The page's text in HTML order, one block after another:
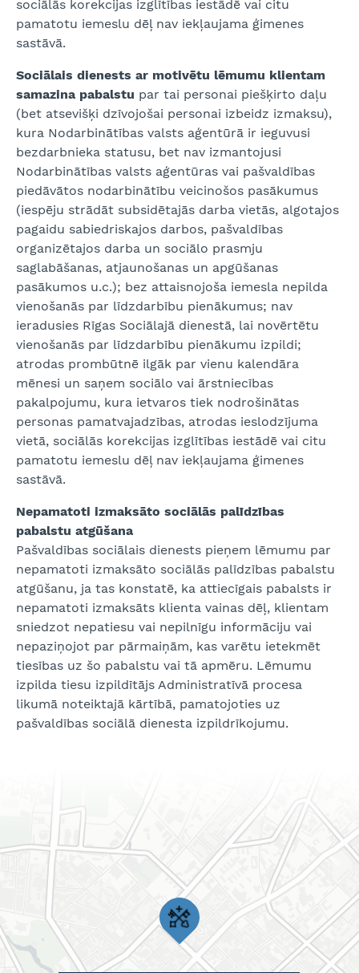
sociālās korekcijas izglītības iestādē vai citu
pamatotu iemeslu dēļ nav iekļaujama ģimenes
sastāvā.
Sociālais dienests ar motivētu lēmumu klientam
samazina pabalstu par tai personai piešķirto daļu
(bet atsevišķi dzīvojošai personai izbeidz izmaksu),
kura Nodarbinātības valsts aģentūrā ir ieguvusi
bezdarbnieka statusu, bet nav izmantojusi
Nodarbinātības valsts aģentūras vai pašvaldības
piedāvātos nodarbinātību veicinošos pasākumus
(iespēju strādāt subsidētajās darba vietās, algotajos
pagaidu sabiedriskajos darbos, pašvaldības
organizētajos darba un sociālo prasmju
saglabāšanas, atjaunošanas un apgūšanas
pasākumos u.c.); bez attaisnojoša iemesla nepilda
vienošanās par līdzdarbību pienākumus; nav
ieradusies Rīgas Sociālajā dienestā, lai novērtētu
vienošanās par līdzdarbību pienākumu izpildi;
atrodas prombūtnē ilgāk par vienu kalendāra
mēnesi un saņem sociālo vai ārstniecības
pakalpojumu, kura ietvaros tiek nodrošinātas
personas pamatvajadzības, atrodas ieslodzījuma
vietā, sociālās korekcijas izglītības iestādē vai citu
pamatotu iemeslu dēļ nav iekļaujama ģimenes
sastāvā.
Nepamatoti izmaksāto sociālās palīdzības
pabalstu atgūšana
Pašvaldības sociālais dienests pieņem lēmumu par
nepamatoti izmaksāto sociālās palīdzības pabalstu
atgūšanu, ja tas konstatē, ka attiecīgais pabalsts ir
nepamatoti izmaksāts klienta vainas dēļ, klientam
sniedzot nepatiesu vai nepilnīgu informāciju vai
nepaziņojot par pārmaiņām, kas varētu ietekmēt
tiesības uz šo pabalstu vai tā apmēru. Lēmumu
izpilda tiesu izpildītājs Administratīvā procesa
likumā noteiktajā kārtībā, pamatojoties uz
pašvaldības sociālā dienesta izpildrīkojumu.